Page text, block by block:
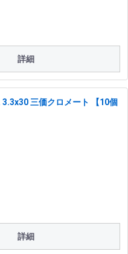
詳細
三価クロメート 【10個
詳細